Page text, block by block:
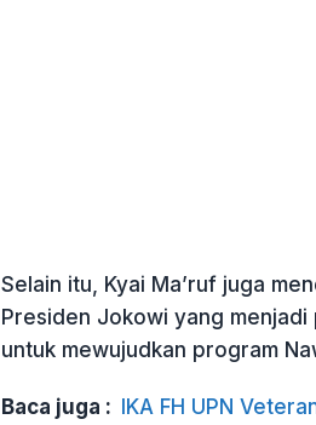
Selain itu, Kyai Ma’ruf juga
Presiden Jokowi yang menjadi
untuk mewujudkan program
Baca juga : IKA FH UPN